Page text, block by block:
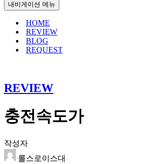
내비게이션 메뉴
HOME
REVIEW
BLOG
REQUEST
REVIEW
충전속도가
작성자
롤스로이스대